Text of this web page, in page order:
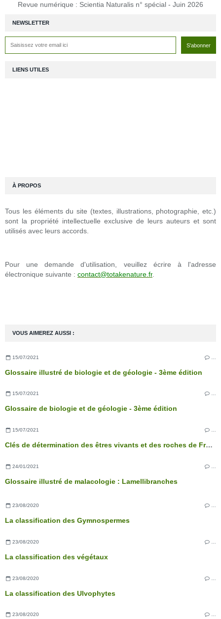
NEWSLETTER
VOUS AIMEREZ AUSSI :
15/07/2021
Glossaire illustré de biologie et de géologie - 3ème édition
15/07/2021 …
Glossaire de biologie et de géologie - 3ème édition
15/07/2021
Clés de détermination des êtres vivants et des roches de France - 3ème édition
24/01/2021
Glossaire illustré de malacologie : Lamellibranches
23/08/2020 …
La classification des Gymnospermes
23/08/2020
La classification des végétaux
23/08/2020
La classification des Ulvophytes
23/08/2020
Revue numérique : Scientia Naturalis n° spécial - Juin 2026
LIENS UTILES
À PROPOS
Tous les éléments du site (textes, illustrations, photographie, etc.)
sont la propriété intellectuelle exclusive de leurs auteurs et sont
utilisés avec leurs accords.
Pour une demande d'utilisation, veuillez écrire à l'adresse
électronique suivante : contact@totakenature.fr